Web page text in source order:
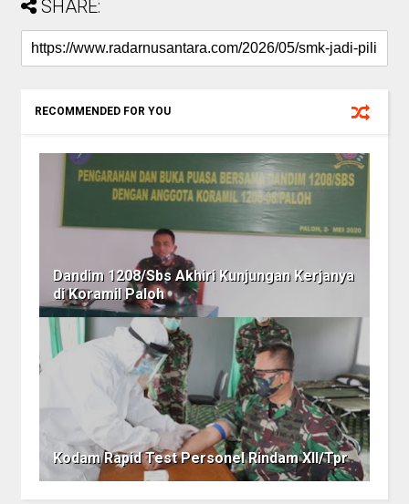
SHARE:
RECOMMENDED FOR YOU
Dandim 1208/Sbs Akhiri Kunjungan Kerjanya
di Koramil Paloh
Kodam Rapid Test Personel Rindam XII/Tpr